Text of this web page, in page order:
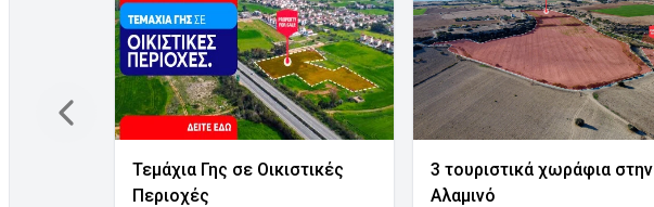
Τεμάχια Γης σε Οικιστικές
Περιοχές
3 τουριστικά χωράφια στην
Αλαμινό